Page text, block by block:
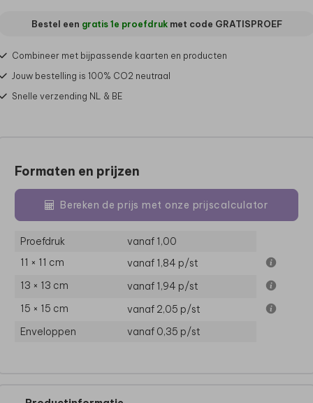
Bestel een gratis 1e proefdrukmet code GRATISPROEF
Combineer met bijpassende kaarten en producten
Jouw bestelling is 100% CO2 neutraal
Snelle verzending NL & BE
Formaten en prijzen
Bereken de prijs met onze prijscalculator
Proefdruk
vanaf 1,00
11 × 11 cm
vanaf 1,84 p/st
13 × 13 cm
vanaf 1,94 p/st
15 × 15 cm
vanaf 2,05 p/st
Enveloppen
vanaf 0,35 p/st